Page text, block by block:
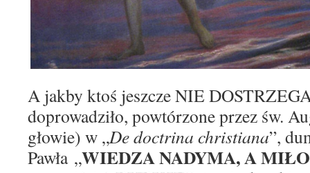
A jakby ktoś jeszcze NIE DOSTRZEG
doprowadziło, powtórzone przez św.
głowie) w „De doctrina christiana”,
Pawła „WIEDZA NADYMA, A